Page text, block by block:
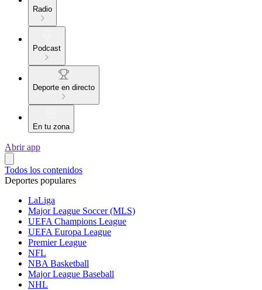
Radio
Podcast
Deporte en directo
En tu zona
Abrir app
Todos los contenidos
Deportes populares
LaLiga
Major League Soccer (MLS)
UEFA Champions League
UEFA Europa League
Premier League
NFL
NBA Basketball
Major League Baseball
NHL